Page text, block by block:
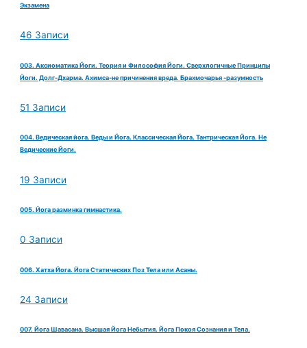
Экзамена
46 Записи
003. Аксиоматика Йоги. Теория и Философия Йоги. Сверхлогичные Принципы
Йоги. Долг-Дхарма. Ахимса-не причинения вреда. Брахмочарья -разумность
51 Записи
004. Ведическая йога. Веды и Йога. Классическая Йога. Тантрическая Йога. Не
Ведические Йоги.
19 Записи
005. Йога разминка гимнастика.
0 Записи
006. Хатха Йога. Йога Статических Поз Тела или Асаны.
24 Записи
007. Йога Шавасана. Высшая Йога Небытия. Йога Покоя Сознания и Тела.